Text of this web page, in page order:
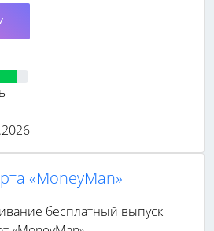
«MoneyMan»
бесплатный выпуск